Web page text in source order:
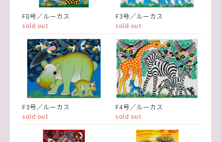
F8号／ルーカス
sold out
F3号／ルーカス
sold out
F3号／ルーカス
sold out
F4号／ルーカス
sold out